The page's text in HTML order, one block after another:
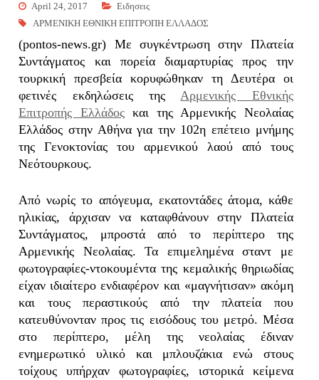
April 24, 2017
Eιδησεις
ΑΡΜΕΝΙΚΗ ΕΘΝΙΚΗ ΕΠΙΤΡΟΠΗ ΕΛΛΑΔΟΣ
(pontos-news.gr) Με συγκέντρωση στην Πλατεία
Συντάγματος και πορεία διαμαρτυρίας προς την
τουρκική πρεσβεία κορυφώθηκαν τη Δευτέρα οι
φετινές εκδηλώσεις τηςΑρμενικής Εθνικής
Επιτροπής Ελλάδοςκαι της Αρμενικής Νεολαίας
Ελλάδος στην Αθήνα για την 102ηεπέτειο μνήμης
της Γενοκτονίας του αρμενικού λαού από τους
Νεότουρκους.
Από νωρίς το απόγευμα, εκατοντάδες άτομα, κάθε
ηλικίας, άρχισαν να καταφθάνουν στην Πλατεία
Συντάγματος, μπροστά από το περίπτερο της
Αρμενικής Νεολαίας. Τα επιμελημένα σταντ με
φωτογραφίες-ντοκουμέντα της κεμαλικής θηριωδίας
είχαν ιδιαίτερο ενδιαφέρον και «μαγνήτισαν» ακόμη
και τους περαστικούς από την πλατεία που
κατευθύνονταν προς τις εισόδους του μετρό. Μέσα
στο περίπτερο, μέλη της νεολαίας έδιναν
ενημερωτικό υλικό και μπλουζάκια ενώ στους
τοίχους υπήρχαν φωτογραφίες, ιστορικά κείμενα